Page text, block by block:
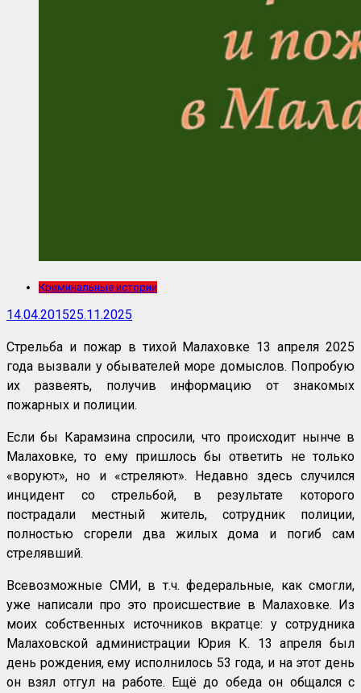
Криминальные истории
14.04.201525.11.2025
Стрельба и пожар в тихой Малаховке 13 апреля 2025
года вызвали у обывателей море домыслов. Попробую
их развеять, получив информацию от знакомых
пожарных и полиции.
Если бы Карамзина спросили, что происходит нынче в
Малаховке, то ему пришлось бы ответить не только
«воруют», но и «стреляют». Недавно здесь случился
инцидент со стрельбой, в результате которого
пострадали местный житель, сотрудник полиции,
полностью сгорели два жилых дома и погиб сам
стрелявший.
Всевозможные СМИ, в т.ч. федеральные, как смогли,
уже написали про это происшествие в Малаховке. Из
моих собственных источников вкратце: у сотрудника
Малаховской администрации Юрия К. 13 апреля был
день рождения, ему исполнилось 53 года, и на этот день
он взял отгул на работе. Ещё до обеда он общался с